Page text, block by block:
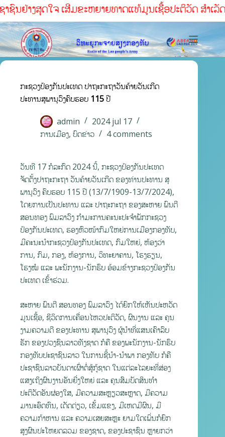
ສຸດໃຈ ເສີມຂະຫຍາຍທາດແທ້ມູນເຊື້ອປະຕິວັດ ສໍາເລັດທຸກໜ້
ກະຊວງປ້ອງກັນປະເທດ ປາຖະກະຖາວັນຄ້າຍວັນເກີດ
ປະທານສຸພານຸວົງຄົບຮອບ 115 ປີ
admin
2024 jul 17
ການເມືອງ, ບົດຂ່າວ 4 comments
ວັນທີ 17 ກໍລະກົດ 2024 ນີ້, ກະຊວງປ້ອງກັນປະເທດ
ຈັດຕັ້ງປາຖະກະຖາ ວັນຄ້າຍວັນເກີດ ຂອງທ່ານປະທານ ສຸ
ພານຸວົງ ຄົບຮອບ 115 ປີ (13/7/1909-13/7/2024),
ໂດຍການເປັນປະທານ ແລະ ປາຖະກະຖາ ຂອງສະຫາຍ ພົນຕີ
ສອນທອງ ພົມລາວົງ ກຳມະການຄະນະປະຈຳພັກກະຊວງ
ປ້ອງກັນປະເທດ, ຮອງຫົວໜ້າກົມໃຫຍ່ການເມືອງກອງທັບ,
ມີຄະນະນໍາກະຊວງປ້ອງກັນປະເທດ, ກົມໃຫຍ່, ຫ້ອງວ່າ
ການ, ກົມ, ກອງ, ຫ້ອງການ, ວິທະຍາຄານ, ໂຮງຮຽນ,
ໂຮງໝໍ ແລະ ພະນັກງານ-ນັກຮົບ ອ້ອມຂ້າງກະຊວງປ້ອງກັນ
ປະເທດ ເຂົ້າຮ່ວມ.
ສະຫາຍ ພົນຕີ ສອນທອງ ພົມລາວົງ ໄດ້ຍົກໃຫ້ເຫັນປະຫວັດ
ມູນເຊື້ອ, ຊີວິດການເຄື່ອນໄຫວປະຕິວັດ, ຜົນງານ ແລະ ຄຸນ
ງາມຄວາມດີ ຂອງປະທານ ສຸພານຸວົງ ຜູ້ນໍາທີ່ແສນເຄົາລົບ
ຮັກ ຂອງປວງຊົນລາວທັງຊາດ ກໍຄື ຂອງພະນັກງານ-ນັກຮົບ
ກອງທັບປະຊາຊົນລາວ ໃນການຊີ້ນຳ-ນໍາພາ ກອງທັບ ກໍຄື
ປະຊາຊົນລາວບັນດາເຜົ່າຕໍ່ສູ້ກູ້ຊາດ ໃນແຕ່ລະໄລຍະທີ່ສ່ອງ
ແສງເຖິງຜົນງານອັນຍີ່ງໃຫຍ່ ແລະ ຄຸນສົມບັດສິນທໍາ
ປະຕິວັດອັນຜ່ອງໃສ, ມີຄວາມສະຫຼຽວສະຫຼາດ, ມີຄວາມ
ມານະອົດທົນ, ເດັດດ່ຽວ, ເຂັ້ມແຂງ, ມີເຫດມີຜົນ, ມີ
ຄວາມກ້າຫານ ແລະ ຄວາມເສຍສະຫຼະ ຍາມໃດເພິ່ນກໍຍົກ
ສູງຜົນປະໂຫຍດລວມ ຂອງຊາດ, ຂອງປະຊາຊົນ ຫຼາຍກວ່າ